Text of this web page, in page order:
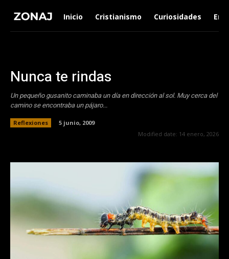
Inicio Cristianismo Curiosidades
Nunca te rindas
Un pequeño gusanito caminaba un día en dirección al sol. Muy cerca del
camino se encontraba un pájaro...
Reflexiones
5 junio, 2009
Modified date: 14 enero, 2026